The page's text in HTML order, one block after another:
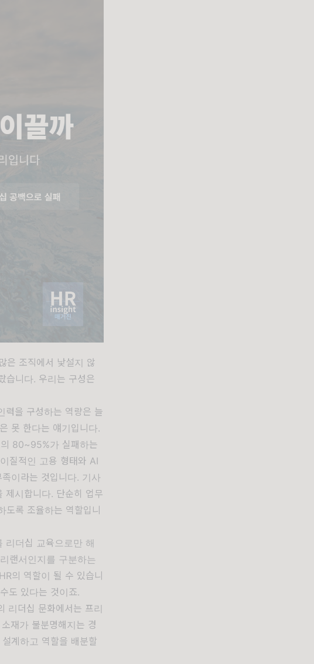
은 조직에서 낯설지 않
습니다. 우리는 구성은
을 구성하는 역량은 늘
못 한다는 얘기입니다.
의 80~95%가 실패하는
질적인 고용 형태와 AI
이라는 것입니다. 기사
제시합니다. 단순히 업무
도록 조율하는 역할입니
리더십 교육으로만 해
랜서인지를 구분하는
의 역할이 될 수 있습니
도 있다는 것이죠.
리더십 문화에서는 프리
재가 불분명해지는 경
계하고 역할을 배분할